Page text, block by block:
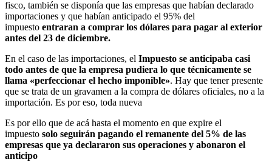
fisco, también se disponía que las empresas que habían declarado
importaciones y que habían anticipado el 95% del
impuesto entraran a comprar los dólares para pagar al exterior
antes del 23 de diciembre.
En el caso de las importaciones, el Impuesto se anticipaba casi
todo antes de que la empresa pudiera lo que técnicamente se
llama «perfeccionar el hecho imponible». Hay que tener presente
que se trata de un gravamen a la compra de dólares oficiales, no a la
importación. Es por eso, toda nueva
Es por ello que de acá hasta el momento en que expire el
impuesto solo seguirán pagando el remanente del 5% de las
empresas que ya declararon sus operaciones y abonaron el
anticipo